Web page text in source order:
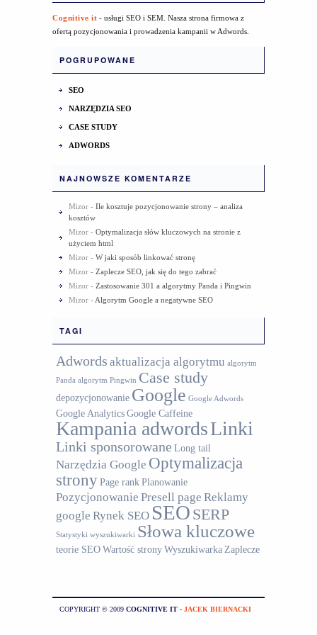
Cognitive it - usługi SEO i SEM. Nasza strona firmowa z
ofertą pozycjonowania i prowadzenia kampanii w Adwords.
POGRUPOWANE
SEO
NARZĘDZIA SEO
CASE STUDY
ADWORDS
NAJNOWSZE KOMENTARZE
Mizor - Ile kosztuje pozycjonowanie strony – analiza
kosztów
Mizor - Optymalizacja słów kluczowych na stronie z
użyciem html
Mizor - W jaki sposób linkować stronę
Mizor - Zaplecze SEO, jak się do tego zabrać
Mizor - Zastosowanie 301 a algorytmy Panda i Pingwin
Mizor - Algorytm Google a negatywne SEO
TAGI
Adwords aktualizacja algorytmu algorytm
Panda algorytm Pingwin Case study
depozycjonowanie Google Google Adwords
Google AnalyticsGoogle Caffeine
Kampania adwordsLinki
Linki sponsorowane Long tail
Narzędzia Google Optymalizacja
stronyPage rankPlanowanie
Pozycjonowanie Presell page Reklamy
google Rynek SEO SEO SERP
Statystyki wyszukiwarki Słowa kluczowe
teorie SEOWartość stronyWyszukiwarka Zaplecze
COPYRIGHT © 2009 COGNITIVE IT - JACEK BIERNACKI